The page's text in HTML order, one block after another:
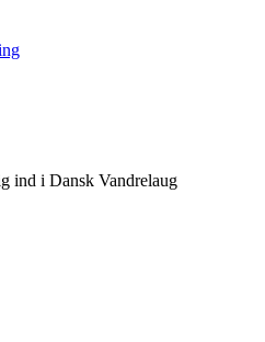
ind i Dansk Vandrelaug